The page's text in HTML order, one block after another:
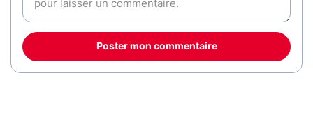
Poster mon commentaire